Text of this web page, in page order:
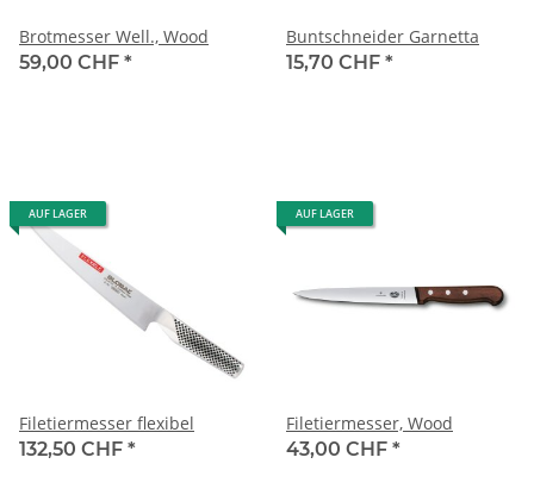
Brotmesser Well., Wood
59,00 CHF *
Buntschneider Garnetta
15,70 CHF *
AUF LAGER
Filetiermesser flexibel
132,50 CHF *
AUF LAGER
Filetiermesser, Wood
43,00 CHF *